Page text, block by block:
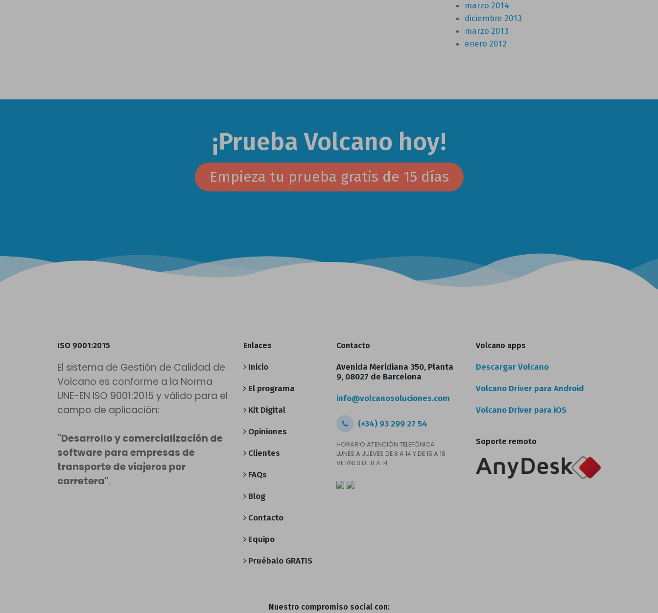
marzo 2014
diciembre 2013
marzo 2013
enero 2012
¡Prueba Volcano hoy!
Empieza tu prueba gratis de 15 días
ISO 9001:2015
El sistema de Gestión de Calidad de
Volcano es conforme a la Norma
UNE-EN ISO 9001:2015 y válido para el
campo de aplicación:
"Desarrollo y comercialización de
software para empresas de
transporte de viajeros por
carretera".
Enlaces
Inicio
El programa
Kit Digital
Opiniones
Clientes
FAQs
Blog
Contacto
Equipo
Pruébalo GRATIS
Contacto
Avenida Meridiana 350, Planta
9, 08027 de Barcelona
info@volcanosoluciones.com
(+34) 93 299 27 54
HORARIO ATENCIÓN TELEFÓNICA
LUNES A JUEVES DE 8 A 14 Y DE 15 A 18
VIERNES DE 8 A 14
Volcano apps
Descargar Volcano
Volcano Driver para Android
Volcano Driver para iOS
Soporte remoto
Nuestro compromiso social con: